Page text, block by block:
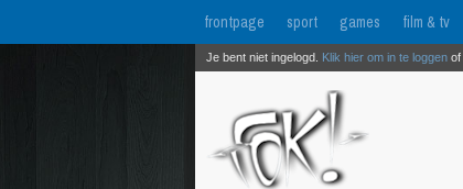
frontpage sport games film & tv
Je bent niet ingelogd. Klik hier om in te loggen of